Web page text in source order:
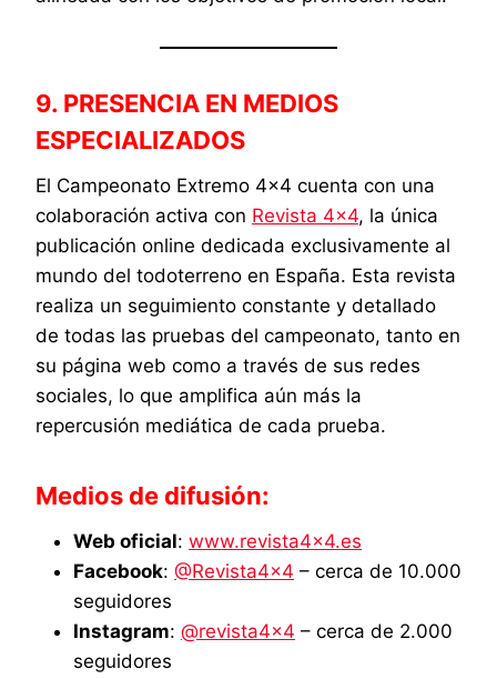
9. PRESENCIA EN MEDIOS
ESPECIALIZADOS
El Campeonato Extremo 4×4 cuenta con una
colaboración activa con Revista 4×4, la única
publicación online dedicada exclusivamente al
mundo del todoterreno en España. Esta revista
realiza un seguimiento constante y detallado
de todas las pruebas del campeonato, tanto en
su página web como a través de sus redes
sociales, lo que amplifica aún más la
repercusión mediática de cada prueba.
Medios de difusión:
Web oficial: www.revista4x4.es
Facebook: @Revista4x4 – cerca de 10.000
seguidores
Instagram: @revista4x4 – cerca de 2.000
seguidores